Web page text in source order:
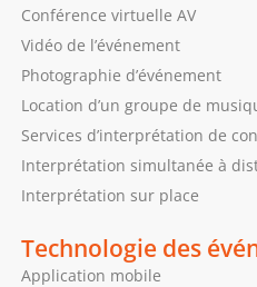
Conférence virtuelle AV
Vidéo de l’événement
Photographie d’événement
Location d’un groupe de
Services d’interprétation de
Interprétation simultanée à
Interprétation sur place
Technologie des
Application mobile